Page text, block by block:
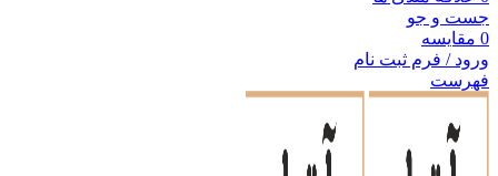
جست و جو
0 مقایسه
ورود / فرم ثبت نام
فهرست